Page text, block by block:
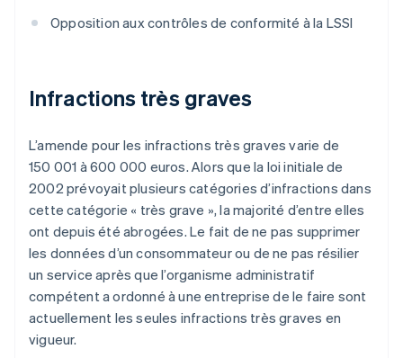
Opposition aux contrôles de conformité à la LSSI
Infractions très graves
L’amende pour les infractions très graves varie de
150 001 à 600 000 euros. Alors que la loi initiale de
2002 prévoyait plusieurs catégories d’infractions dans
cette catégorie « très grave », la majorité d’entre elles
ont depuis été abrogées. Le fait de ne pas supprimer
les données d’un consommateur ou de ne pas résilier
un service après que l’organisme administratif
compétent a ordonné à une entreprise de le faire sont
actuellement les seules infractions très graves en
vigueur.